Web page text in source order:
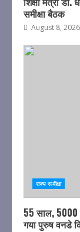
समीक्षा बैठक
August 8, 2026
राज्य समीक्षा
55 साल, 5000
गया पुरुष वनडे